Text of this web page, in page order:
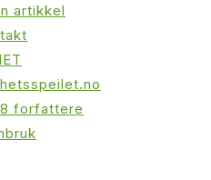
artikkel
forfattere